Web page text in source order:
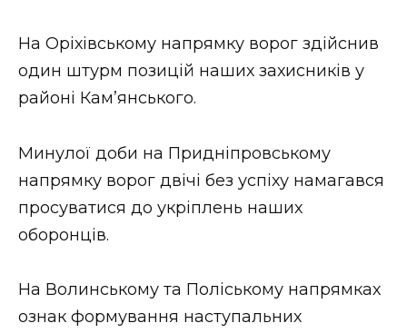
На Оріхівському напрямку ворог здійснив
один штурм позицій наших захисників у
районі Кам’янського.
Минулої доби на Придніпровському
напрямку ворог двічі без успіху намагався
просуватися до укріплень наших
оборонців.
На Волинському та Поліському напрямках
ознак формування наступальних